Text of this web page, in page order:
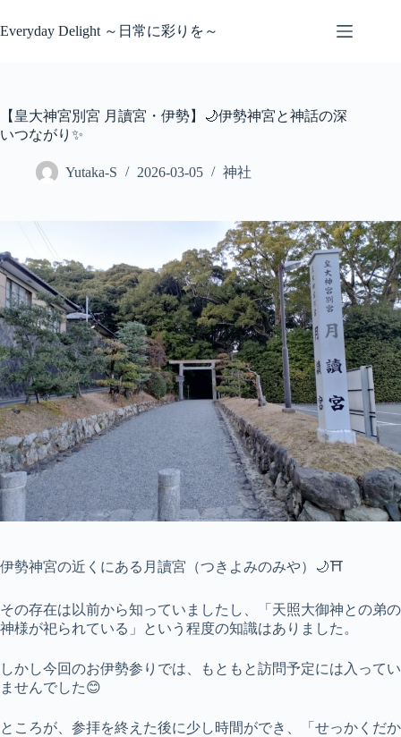
ン
ス
キ
Everyday Delight ～日常に彩りを～
【皇大神宮別宮 月讀宮・伊勢】🌙伊勢神宮と神話の深
いつながり✨
Yutaka-S 2026-03-05 神社
伊勢神宮の近くにある月讀宮（つきよみのみや）🌙⛩️
その存在は以前から知っていましたし、「天照大御神との弟の
神様が祀られている」という程度の知識はありました。
しかし今回のお伊勢参りでは、もともと訪問予定には入ってい
ませんでした😊
ところが、参拝を終えた後に少し時間ができ、「せっかくだか